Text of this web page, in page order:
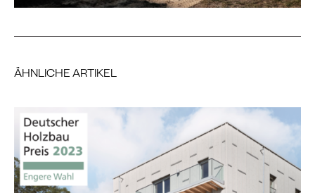
ÄHNLICHE ARTIKEL